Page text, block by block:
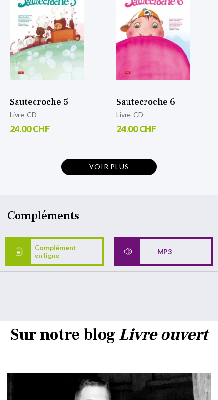
Sautecroche 5
Livre-CD
24.00 CHF
Sautecroche 6
Livre-CD
24.00 CHF
VOIR PLUS
Compléments
Complément
en ligne
MP3
Sur notre blogLivre ouvert